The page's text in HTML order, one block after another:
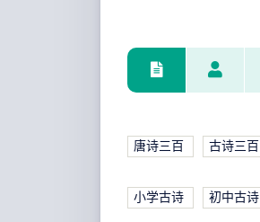
唐诗三百 古诗三百
小学古诗 初中古诗